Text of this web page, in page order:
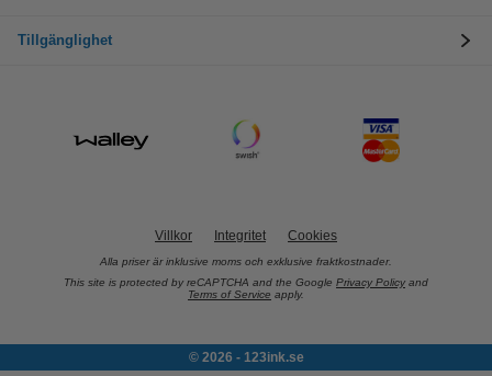
Tillgänglighet
Villkor Integritet Cookies
Alla priser är inklusive moms och exklusive fraktkostnader.
This site is protected by reCAPTCHA and the Google Privacy Policy and
Terms of Service apply.
© 2026 - 123ink.se